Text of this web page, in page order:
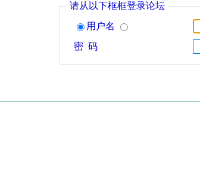
请从以下框框登录论坛
用户名
密 码